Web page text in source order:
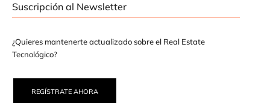
Suscripción al Newsletter
¿Quieres mantenerte actualizado sobre el Real Estate
Tecnológico?
REGÍSTRATE AHORA